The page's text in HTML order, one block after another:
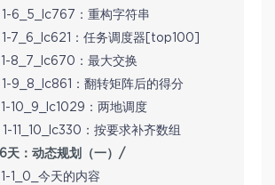
6_5_lc767：重构字符串
7_6_lc621：任务调度器[top100]
1-8_7_lc670：最大交换
9_8_lc861：翻转矩阵后的得分
10_9_lc1029：两地调度
11_10_lc330：按要求补齐数组
天：动态规划（一）/
1_0_今天的内容